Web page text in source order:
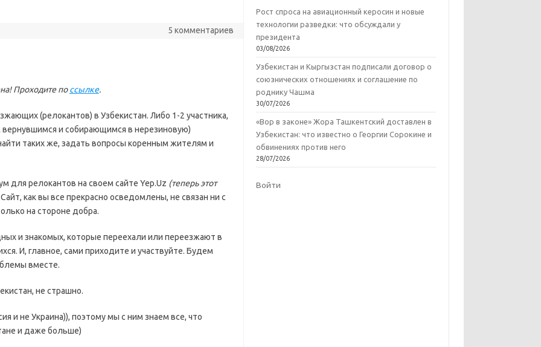
5 комментариев
Проходите поссылке.
(релокантов) в Узбекистан. Либо 1-2 участника,
и собирающимся в нерезиновую)
таких же, задать вопросы коренным жителям и
для релокантов на своем сайте Yep.Uz (теперь этот
Сайт, как вы все прекрасно осведомлены, не связан ни с
на стороне добра.
и знакомых, которые переехали или переезжают в
И, главное, сами приходите и участвуйте. Будем
вместе.
не страшно.
и не Украина)), поэтому мы с ним знаем все, что
и даже больше)
Рост спроса на авиационный керосин и новые
технологии разведки: что обсуждали у
президента
03/08/2026
Узбекистан и Кыргызстан подписали договор о
союзнических отношениях и соглашение по
роднику Чашма
30/07/2026
«Вор в законе» Жора Ташкентский доставлен в
Узбекистан: что известно о Георгии Сорокине и
обвинениях против него
28/07/2026
Войти